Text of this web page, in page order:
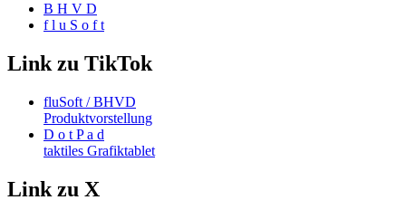
B H V D
f l u S o f t
Link zu TikTok
fluSoft / BHVD
Produktvorstellung
D o t P a d
taktiles Grafiktablet
Link zu X